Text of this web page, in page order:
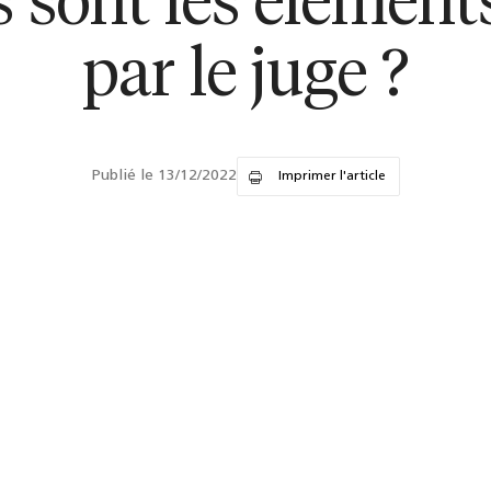
par le juge ?
Publié le 13/12/2022 Imprimer l'article